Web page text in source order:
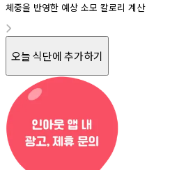
체중을 반영한 예상 소모 칼로리 계산
오늘 식단에 추가하기